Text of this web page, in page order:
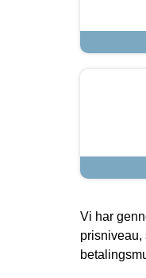
Vi har
prisniveau,